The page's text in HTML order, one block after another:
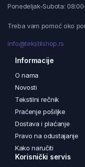
Ponedeljak-Subota:
Treba vam pomoć oko
info@tekstilshop.rs
Informacije
O nama
Novosti
Tekstilni rečnik
Praćenje pošiljke
Dostava i plaćanje
Pravo na odustajanje
Kako naručiti
Korisnički servis